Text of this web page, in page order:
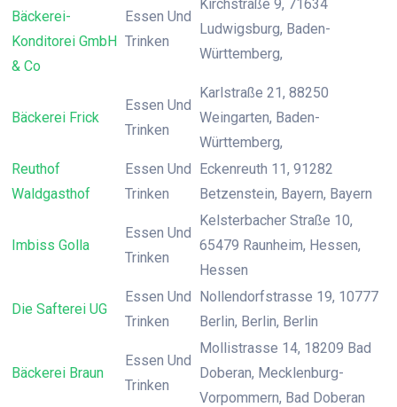
Bäckerei-
Konditorei GmbH
& Co
Essen Und
Trinken
Kirchstraße 9, 71634
Ludwigsburg, Baden-
Württemberg,
Bäckerei Frick
Essen Und
Trinken
Karlstraße 21, 88250
Weingarten, Baden-
Württemberg,
Reuthof
Waldgasthof
Essen Und
Trinken
Eckenreuth 11, 91282
Betzenstein, Bayern, Bayern
Imbiss Golla
Essen Und
Trinken
Kelsterbacher Straße 10,
65479 Raunheim, Hessen,
Hessen
Die Safterei UG
Essen Und
Trinken
Nollendorfstrasse 19, 10777
Berlin, Berlin, Berlin
Bäckerei Braun
Essen Und
Trinken
Mollistrasse 14, 18209 Bad
Doberan, Mecklenburg-
Vorpommern, Bad Doberan